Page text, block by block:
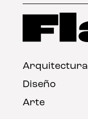
Arquitectura
Diseño
Arte